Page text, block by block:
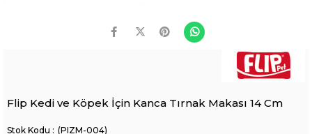
Flip Kedi ve Köpek İçin Kanca Tırnak Makası 14 Cm
(PIZM-004)